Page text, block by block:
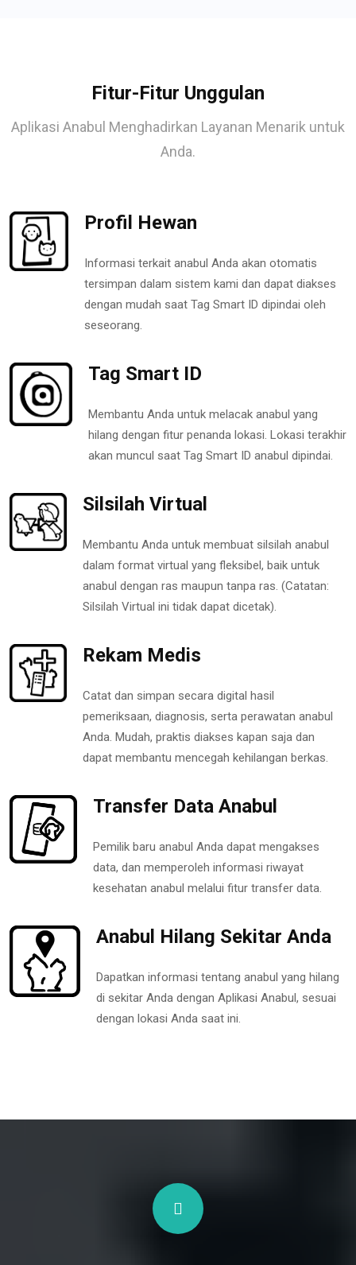
Fitur-Fitur Unggulan
Aplikasi Anabul Menghadirkan Layanan Menarik untuk
Anda.
Profil Hewan
Informasi terkait anabul Anda akan otomatis
tersimpan dalam sistem kami dan dapat diakses
dengan mudah saat Tag Smart ID dipindai oleh
seseorang.
Tag Smart ID
Membantu Anda untuk melacak anabul yang
hilang dengan fitur penanda lokasi. Lokasi terakhir
akan muncul saat Tag Smart ID anabul dipindai.
Silsilah Virtual
Membantu Anda untuk membuat silsilah anabul
dalam format virtual yang fleksibel, baik untuk
anabul dengan ras maupun tanpa ras. (Catatan:
Silsilah Virtual ini tidak dapat dicetak).
Rekam Medis
Catat dan simpan secara digital hasil
pemeriksaan, diagnosis, serta perawatan anabul
Anda. Mudah, praktis diakses kapan saja dan
dapat membantu mencegah kehilangan berkas.
Transfer Data Anabul
Pemilik baru anabul Anda dapat mengakses
data, dan memperoleh informasi riwayat
kesehatan anabul melalui fitur transfer data.
Anabul Hilang Sekitar Anda
Dapatkan informasi tentang anabul yang hilang
di sekitar Anda dengan Aplikasi Anabul, sesuai
dengan lokasi Anda saat ini.